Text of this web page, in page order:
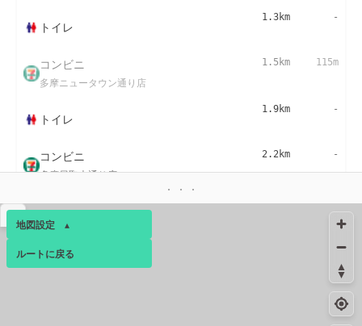
トイレ
1.3km -
コンビニ
多摩ニュータウン通り店
1.5km 115m
トイレ
1.9km -
コンビニ
多摩貝取大通り店
2.2km -
コンビニ
多摩永山２丁目店
2.5km 160m
絶景スポット
黒川の田んぼ
2850m
地図設定 ▴
ベース ▴
ルートに戻る